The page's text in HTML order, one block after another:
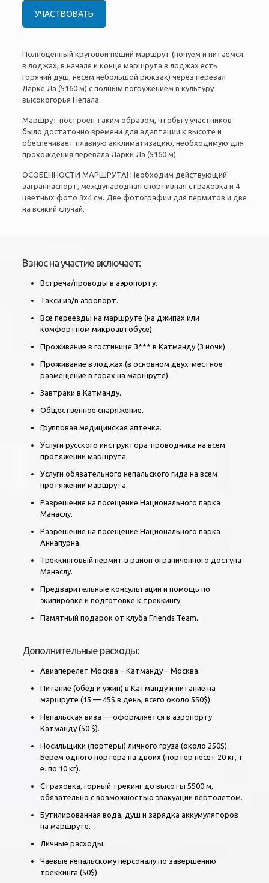
УЧАСТВОВАТЬ
Полноценный круговой пеший маршрут (ночуем и питаемся
в лоджах, в начале и конце маршрута в лоджах есть
горячий душ, несем небольшой рюкзак) через перевал
Ларке Ла (5160 м) с полным погружением в культуру
высокогорья Непала.
Маршрут построен таким образом, чтобы у участников
было достаточно времени для адаптации к высоте и
обеспечивает плавную акклиматизацию, необходимую для
прохождения перевала Ларки Ла (5160 м).
ОСОБЕННОСТИ МАРШРУТА! Необходим действующий
загранпаспорт, международная спортивная страховка и 4
цветных фото 3х4 см. Две фотографии для пермитов и две
на всякий случай.
Взнос на участие включает:
Встреча/проводы в аэропорту.
Такси из/в аэропорт.
Все переезды на маршруте (на джипах или
комфортном микроавтобусе).
Проживание в гостинице 3*** в Катманду (3 ночи).
Проживание в лоджах (в основном двух-местное
размещение в горах на маршруте).
Завтраки в Катманду.
Общественное снаряжение.
Групповая медицинская аптечка.
Услуги русского инструктора-проводника на всем
протяжении маршрута.
Услуги обязательного непальского гида на всем
протяжении маршрута.
Разрешение на посещение Национального парка
Манаслу.
Разрешение на посещение Национального парка
Аннапурна.
Треккинговый пермит в район ограниченного доступа
Манаслу.
Предварительные консультации и помощь по
экипировке и подготовке к треккингу.
Памятный подарок от клуба Friends Team.
Дополнительные расходы:
Авиаперелет Москва – Катманду – Москва.
Питание (обед и ужин) в Катманду и питание на
маршруте (15 — 45$ в день, всего около 550$).
Непальская виза — оформляется в аэропорту
Катманду (50 $).
Носильщики (портеры) личного груза (около 250$).
Берем одного портера на двоих (портер несет 20 кг, т.
е. по 10 кг).
Cтраховка, горный трекинг до высоты 5500 м,
обязательно с возможностью эвакуации вертолетом.
Бутилированная вода, душ и зарядка аккумуляторов
на маршруте.
Личные расходы.
Чаевые непальскому персоналу по завершению
треккинга (50$).